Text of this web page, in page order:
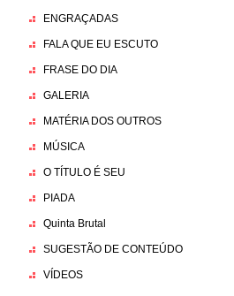
ENGRAÇADAS
FALA QUE EU ESCUTO
FRASE DO DIA
GALERIA
MATÉRIA DOS OUTROS
MÚSICA
O TÍTULO É SEU
PIADA
Quinta Brutal
SUGESTÃO DE CONTEÚDO
VÍDEOS